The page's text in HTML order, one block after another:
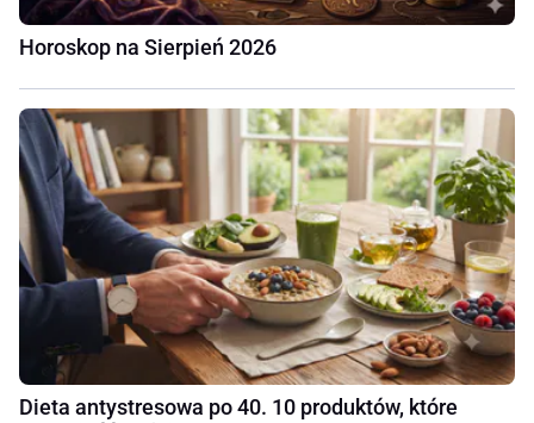
Horoskop na Sierpień 2026
Dieta antystresowa po 40. 10 produktów, które